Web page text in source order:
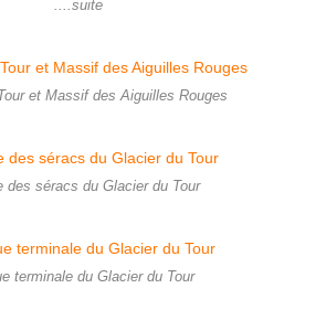
....suite
et Massif des Aiguilles Rouges
des séracs du Glacier du Tour
terminale du Glacier du Tour